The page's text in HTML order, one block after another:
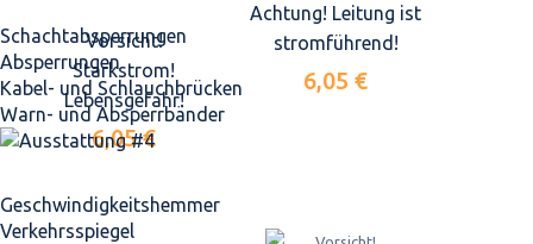
Schacht­absperrungen
Absperrungen
Kabel- und Schlauchbrücken
Warn- und Absperrbänder
Geschwindigkeits­hemmer
Verkehrsspiegel
Vorsicht!
Starkstrom!
Lebensgefahr!
6,05 €
Achtung! Leitung ist
stromführend!
6,05 €